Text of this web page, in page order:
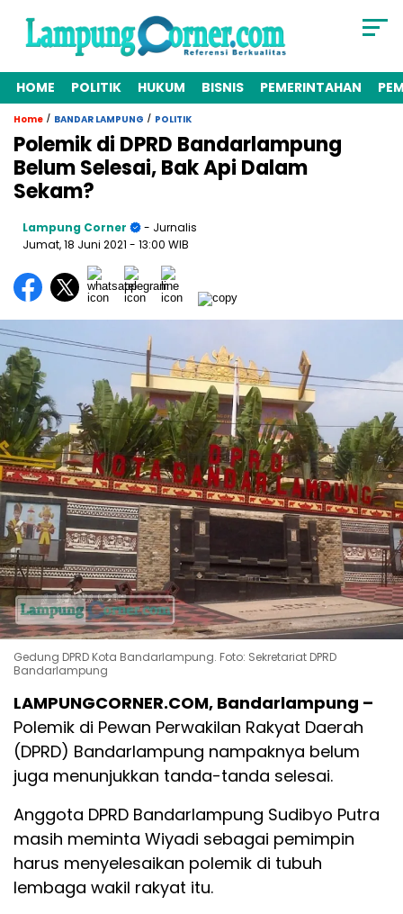
HOME POLITIK HUKUM BISNIS PEMERINTAHAN
Home / BANDAR LAMPUNG / POLITIK
Polemik di DPRD Bandarlampung
Belum Selesai, Bak Api Dalam
Sekam?
Lampung Corner
- Jurnalis
Jumat, 18 Juni 2021 - 13:00 WIB
Gedung DPRD Kota Bandarlampung. Foto: Sekretariat DPRD
Bandarlampung
LAMPUNGCORNER.COM, Bandarlampung –
Polemik di Pewan Perwakilan Rakyat Daerah
(DPRD) Bandarlampung nampaknya belum
juga menunjukkan tanda-tanda selesai.
Anggota DPRD Bandarlampung Sudibyo Putra
masih meminta Wiyadi sebagai pemimpin
harus menyelesaikan polemik di tubuh
lembaga wakil rakyat itu.